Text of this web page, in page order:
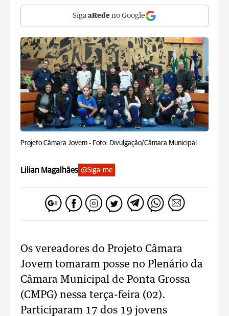
Siga aRede no Google
Projeto Câmara Jovem - Foto: Divulgação/Câmara Municipal
Lilian Magalhães @Siga-me
Os vereadores do Projeto Câmara
Jovem tomaram posse no Plenário da
Câmara Municipal de Ponta Grossa
(CMPG) nessa terça-feira (02).
Participaram 17 dos 19 jovens